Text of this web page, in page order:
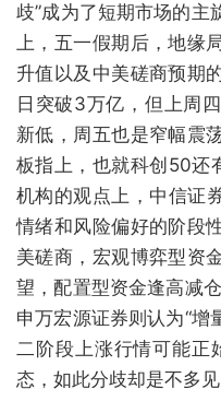
歧”成为了短期市场的主
上，五一假期后，地缘
升值以及中美磋商预期
日突破3万亿，但上周
新低，周五也是窄幅震
板指上，也就科创50还
机构的观点上，中信证
情绪和风险偏好的阶段
美磋商，宏观博弈型资
望，配置型资金逢高减
申万宏源证券则认为“增
二阶段上涨行情可能正
态，如此分歧却是不多见